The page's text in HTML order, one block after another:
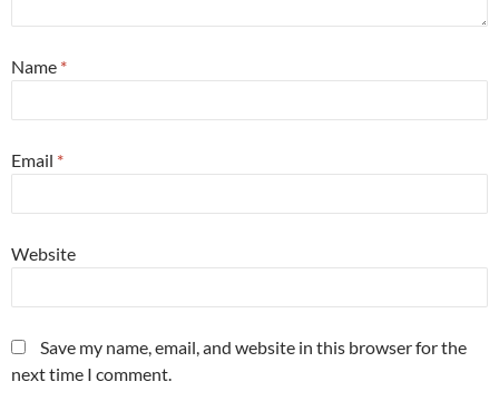
Name *
Email *
Website
Save my name, email, and website in this browser for the
next time I comment.